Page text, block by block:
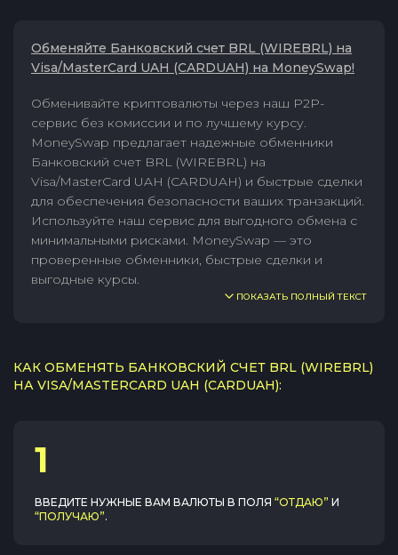
Обменяйте Банковский счет BRL (WIREBRL) на
Visa/MasterCard UAH (CARDUAH) на MoneySwap!
Обменивайте криптовалюты через наш P2P-
сервис без комиссии и по лучшему курсу.
MoneySwap предлагает надежные обменники
Банковский счет BRL (WIREBRL) на
Visa/MasterCard UAH (CARDUAH) и быстрые сделки
для обеспечения безопасности ваших транзакций.
Используйте наш сервис для выгодного обмена с
минимальными рисками. MoneySwap — это
проверенные обменники, быстрые сделки и
выгодные курсы.
ПОКАЗАТЬ ПОЛНЫЙ ТЕКСТ
КАК ОБМЕНЯТЬ БАНКОВСКИЙ СЧЕТ BRL (WIREBRL)
НА VISA/MASTERCARD UAH (CARDUAH):
1
ВВЕДИТЕ НУЖНЫЕ ВАМ ВАЛЮТЫ В ПОЛЯ “ОТДАЮ” И
“ПОЛУЧАЮ”.